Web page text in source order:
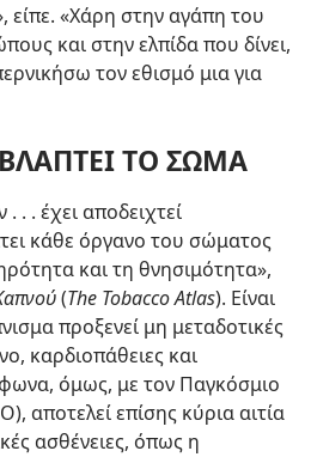
είπε. «Χάρη στην αγάπη του
και στην ελπίδα που δίνει,
τον εθισμό μια για
ΤΟ ΣΩΜΑ
. . έχει αποδειχτεί
κάθε όργανο του σώματος
και τη θνησιμότητα»,
(The Tobacco Atlas). Είναι
προξενεί μη μεταδοτικές
καρδιοπάθειες και
όμως, με τον Παγκόσμιο
αποτελεί επίσης κύρια αιτία
ασθένειες, όπως η